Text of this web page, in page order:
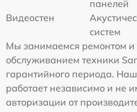
панелей
Видеостен
систем
Мы занимаемся ремонтом и
обслуживанием техники
гарантийного периода.
работает независимо и не
авторизации от